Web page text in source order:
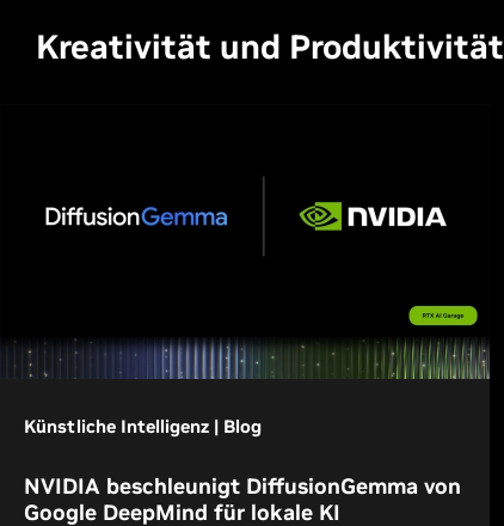
Kreativität und Produktivität
Künstliche Intelligenz | Blog
NVIDIA beschleunigt DiffusionGemma von
Google DeepMind für lokale KI